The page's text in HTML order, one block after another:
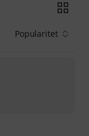
Popularitet